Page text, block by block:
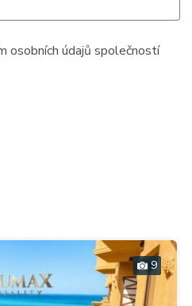
osobních údajů společností
9